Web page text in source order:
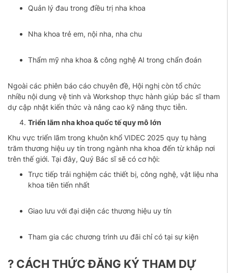
Quản lý đau trong điều trị nha khoa
Nha khoa trẻ em, nội nha, nha chu
Thẩm mỹ nha khoa & công nghệ AI trong chẩn đoán
Ngoài các phiên báo cáo chuyên đề, Hội nghị còn tổ chức
nhiều nội dung vệ tinh và Workshop thực hành giúp bác sĩ tham
dự cập nhật kiến thức và nâng cao kỹ năng thực tiễn.
Triển lãm nha khoa quốc tế quy mô lớn
Khu vực triển lãm trong khuôn khổ VIDEC 2025 quy tụ hàng
trăm thương hiệu uy tín trong ngành nha khoa đến từ khắp nơi
trên thế giới. Tại đây, Quý Bác sĩ sẽ có cơ hội:
Trực tiếp trải nghiệm các thiết bị, công nghệ, vật liệu nha
khoa tiên tiến nhất
Giao lưu với đại diện các thương hiệu uy tín
Tham gia các chương trình ưu đãi chỉ có tại sự kiện
? CÁCH THỨC ĐĂNG KÝ THAM DỰ